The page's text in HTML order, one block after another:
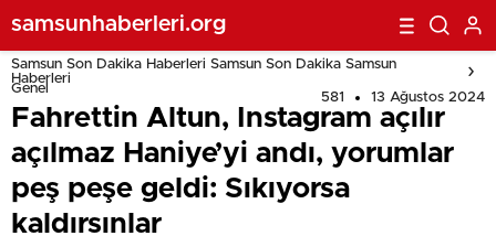
samsunhaberleri.org
Samsun Son Dakika Haberleri Samsun Son Dakika Samsun
Haberleri
Genel
581 13 Ağustos 2024
Fahrettin Altun, Instagram açılır
açılmaz Haniye’yi andı, yorumlar
peş peşe geldi: Sıkıyorsa
kaldırsınlar